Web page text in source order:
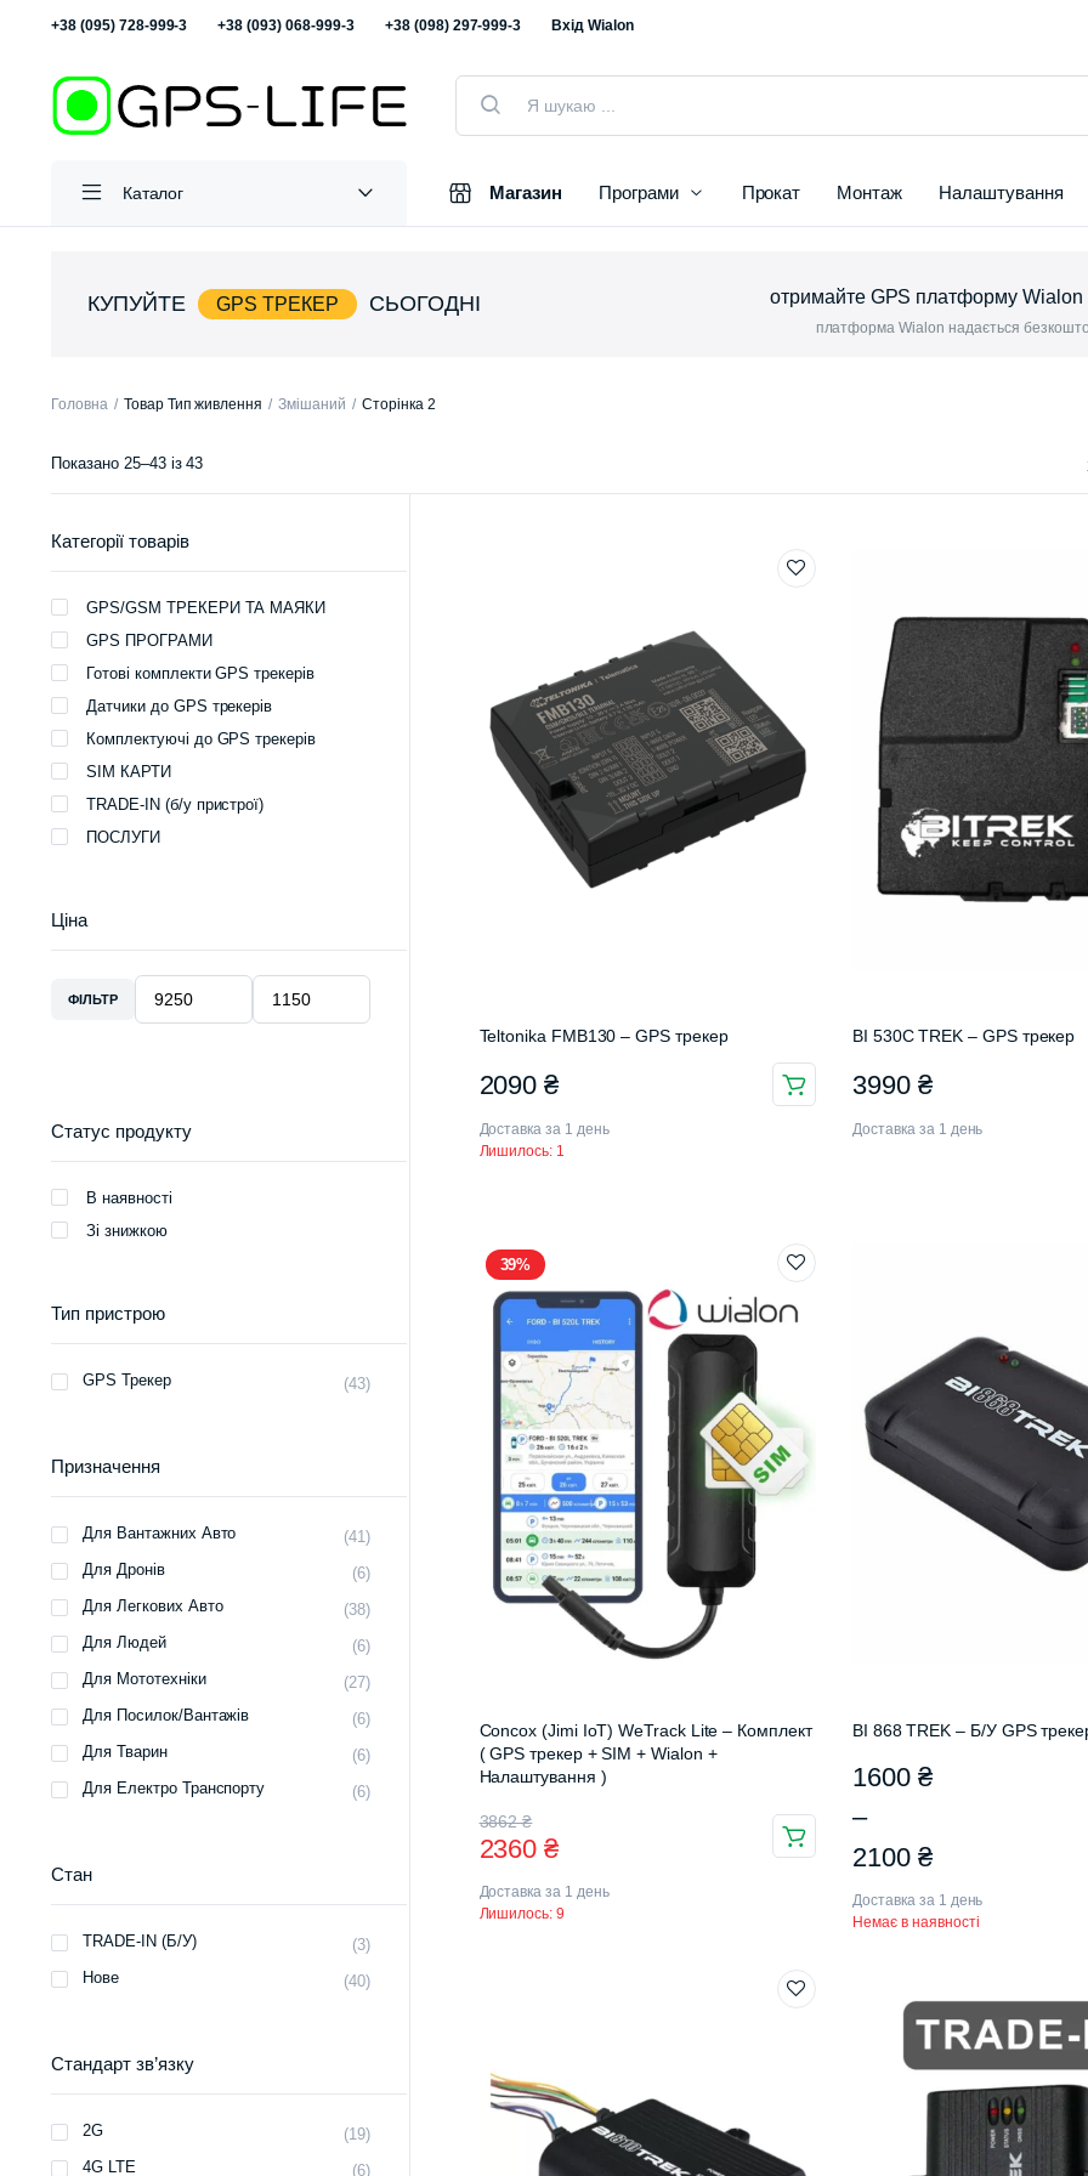
+38 (095) 728-999-3 +38 (093) 068-999-3 +38 (098) 297-999-3 Вхід Wialon
Пошук
товарів
Каталог Магазин Програми Прокат Монтаж Налаштування
КУПУЙТЕ GPS ТРЕКЕР СЬОГОДНІ отримайте GPS платформу Wialon
платформа Wialon надається
Головна Товар Тип живлення Змішаний Сторінка 2
Показано 25–43 із 43Відсортовано
Teltonika FMB130 – GPS трекер
2090₴
Доставка за 1 день
Лишилось: 1
BI 530C TREK – GPS трекер
3990 ₴
Доставка за 1 день
39%
Concox (Jimi IoT) WeTrack Lite – Комплект
( GPS трекер + SIM + Wialon +
Налаштування )
3862₴
Оригінальна
ціна:
3862 ₴.
2360₴
Поточна
ціна:
2360 ₴.
Доставка за 1 день
Лишилось: 9
BI 868 TREK – Б/У GPS
1600 ₴
–
2100 ₴
Діапазон
цін:
від
1600 ₴
до
товар
кілька
можна
Доставка за 1 день
Немає в наявності
Категорії товарів
GPS/GSM ТРЕКЕРИ ТА МАЯКИ
GPS ПРОГРАМИ
Готові комплекти GPS трекерів
Датчики до GPS трекерів
Комплектуючі до GPS трекерів
SIM КАРТИ
TRADE-IN (б/у пристрої)
ПОСЛУГИ
Ціна
ФІЛЬТР
Статус продукту
В наявності
Зі знижкою
Тип пристрою
GPS Трекер (43)
Призначення
Для Вантажних Авто
(41)
Для Дронів
(6)
Для Легкових Авто
(38)
Для Людей
(6)
Для Мототехніки
(27)
Для Посилок/вантажів
(6)
Для Тварин
(6)
Для Електро Транспорту
(6)
Стан
TRADE-IN (Б/У)
(3)
Нове
(40)
Стандарт зв’язку
2G
(19)
4G LTE
(6)